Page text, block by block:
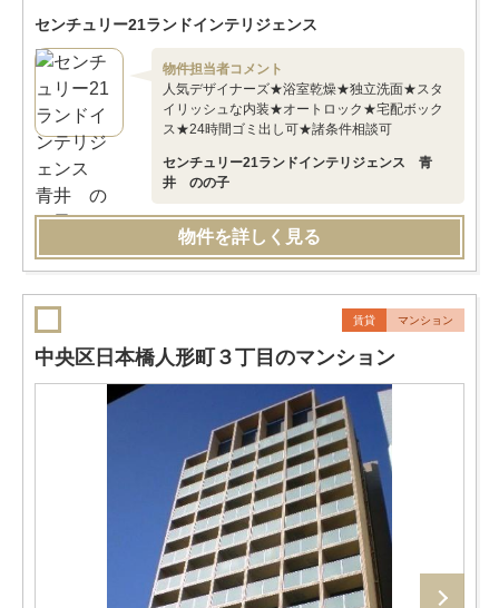
センチュリー21ランドインテリジェンス
物件担当者コメント
人気デザイナーズ★浴室乾燥★独立洗面★スタ
イリッシュな内装★オートロック★宅配ボック
ス★24時間ゴミ出し可★諸条件相談可
センチュリー21ランドインテリジェンス 青
井 のの子
物件を詳しく見る
賃貸 マンション
中央区日本橋人形町３丁目のマンション